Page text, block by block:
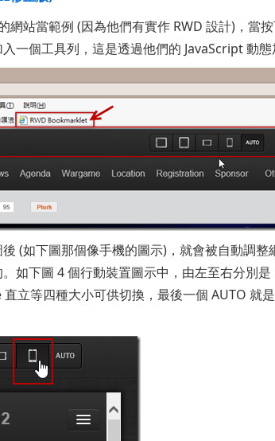
網站當範例 (因為他們有實作 RWD 設計)，當
一個工具列，這是透過他們的 JavaScript 動態
(如下圖那個像手機的圖示)，就會被自動調整
如下圖 4 個行動裝置圖示中，由左至右分別
立等四種大小可供切換，最後一個 AUTO 就